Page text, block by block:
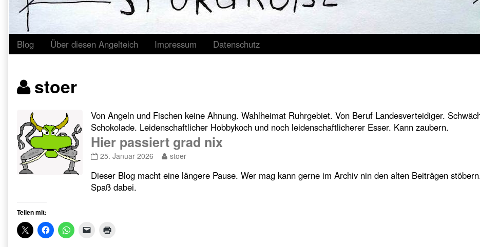
Blog Über diesen Angelteich Impressum Datenschutz
Posts
authored
by
stoer
Von Angeln und Fischen keine Ahnung. Wahlheimat Ruhrgebiet. Von Beruf Landesverteidiger.
Schokolade. Leidenschaftlicher Hobbykoch und noch leidenschaftlicherer Esser. Kann zaubern.
Hier passiert grad nix
Hier
grad
nix
25. Januar 2026
Read
posts
stoer
Dieser Blog macht eine längere Pause. Wer mag kann gerne im Archiv nin den alten Beiträgen
Spaß dabei.
Teilen mit: